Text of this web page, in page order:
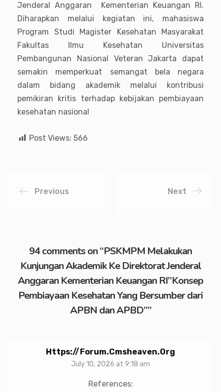
Jenderal Anggaran Kementerian Keuangan RI.
Diharapkan melalui kegiatan ini, mahasiswa
Program Studi Magister Kesehatan Masyarakat
Fakultas Ilmu Kesehatan Universitas
Pembangunan Nasional Veteran Jakarta dapat
semakin memperkuat semangat bela negara
dalam bidang akademik melalui kontribusi
pemikiran kritis terhadap kebijakan pembiayaan
kesehatan nasional
Post Views: 566
Previous Next
94 comments on “PSKMPM Melakukan
Kunjungan Akademik Ke Direktorat Jenderal
Anggaran Kementerian Keuangan RI”Konsep
Pembiayaan Kesehatan Yang Bersumber dari
APBN dan APBD””
Https://forum.cmsheaven.org
July 10, 2026 at 9:18 am
References: